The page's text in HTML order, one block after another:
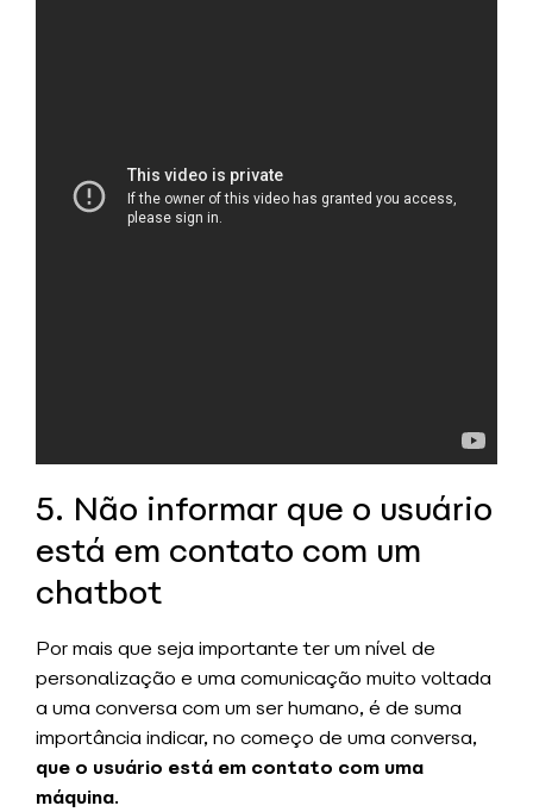
5. Não informar que o usuário
está em contato com um
chatbot
Por mais que seja importante ter um nível de
personalização e uma comunicação muito voltada
a uma conversa com um ser humano, é de suma
importância indicar, no começo de uma conversa,
que o usuário está em contato com uma
máquina.